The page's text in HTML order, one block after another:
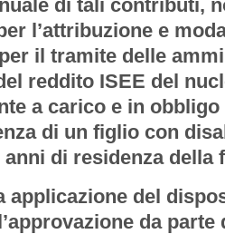
di tali contributi,
l’attribuzione e
il tramite delle
reddito ISEE del
a carico e in
di un figlio con
anni di residenza della
applicazione del
da